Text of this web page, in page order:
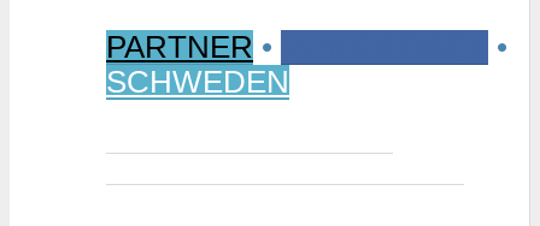
PARTNER •
•
SCHWEDEN